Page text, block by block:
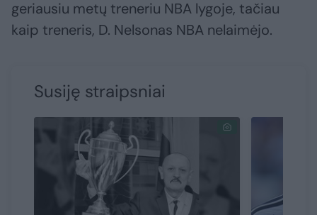
geriausiu metų treneriu NBA lygoje, tačiau
kaip treneris, D. Nelsonas NBA nelaimėjo.
Susiję straipsniai